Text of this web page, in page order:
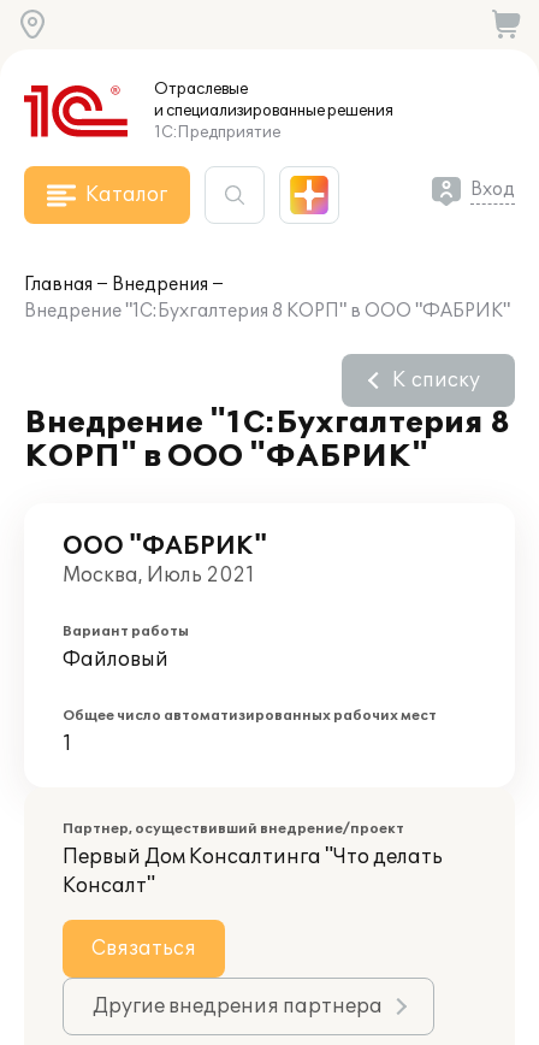
Отраслевые
и специализированныерешения
1С:Предприятие
Каталог Вход
Главная
Внедрения
Внедрение "1С:Бухгалтерия 8 КОРП" в ООО "ФАБРИК"
Внедрение "1С:Бухгалтерия 8
КОРП" в ООО "ФАБРИК"
К списку
ООО "ФАБРИК"
Москва, Июль 2021
Вариант работы
Файловый
Общее число автоматизированных рабочих мест
1
Партнер, осуществивший внедрение/проект
Первый Дом Консалтинга "Что делать
Консалт"
Связаться
Другие внедрения партнера